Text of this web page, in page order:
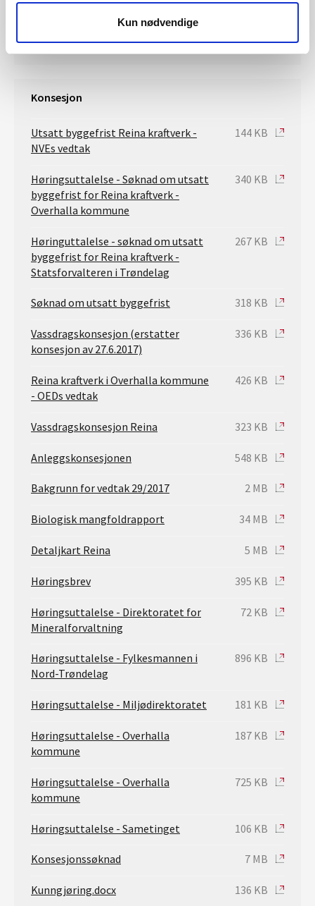
Kun nødvendige
Saksbehandler konsesjon
Konsesjon
Utsatt byggefrist Reina kraftverk -
NVEs vedtak
144 KB
Høringsuttalelse - Søknad om utsatt
byggefrist for Reina kraftverk -
Overhalla kommune
340 KB
Høringuttalelse - søknad om utsatt
byggefrist for Reina kraftverk -
Statsforvalteren i Trøndelag
267 KB
Søknad om utsatt byggefrist 318 KB
Vassdragskonsesjon (erstatter
konsesjon av 27.6.2017)
336 KB
Reina kraftverk i Overhalla kommune
- OEDs vedtak
426 KB
Vassdragskonsesjon Reina 323 KB
Anleggskonsesjonen 548 KB
Bakgrunn for vedtak 29/2017 2 MB
Biologisk mangfoldrapport 34 MB
Detaljkart Reina 5 MB
Høringsbrev 395 KB
Høringsuttalelse - Direktoratet for
Mineralforvaltning
72 KB
Høringsuttalelse - Fylkesmannen i
Nord-Trøndelag
896 KB
Høringsuttalelse - Miljødirektoratet 181 KB
Høringsuttalelse - Overhalla
kommune
187 KB
Høringsuttalelse - Overhalla
kommune
725 KB
Høringsuttalelse - Sametinget 106 KB
Konsesjonssøknad 7 MB
Kunngjøring.docx 136 KB